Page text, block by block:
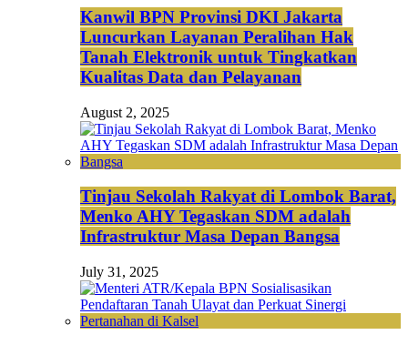
Kanwil BPN Provinsi DKI Jakarta
Luncurkan Layanan Peralihan Hak
Tanah Elektronik untuk Tingkatkan
Kualitas Data dan Pelayanan
August 2, 2025
Tinjau Sekolah Rakyat di Lombok Barat,
Menko AHY Tegaskan SDM adalah
Infrastruktur Masa Depan Bangsa
July 31, 2025